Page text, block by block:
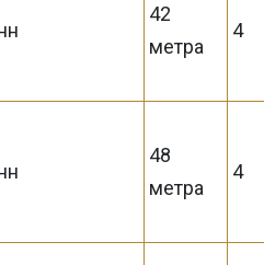
42
метра
4
48
метра
4